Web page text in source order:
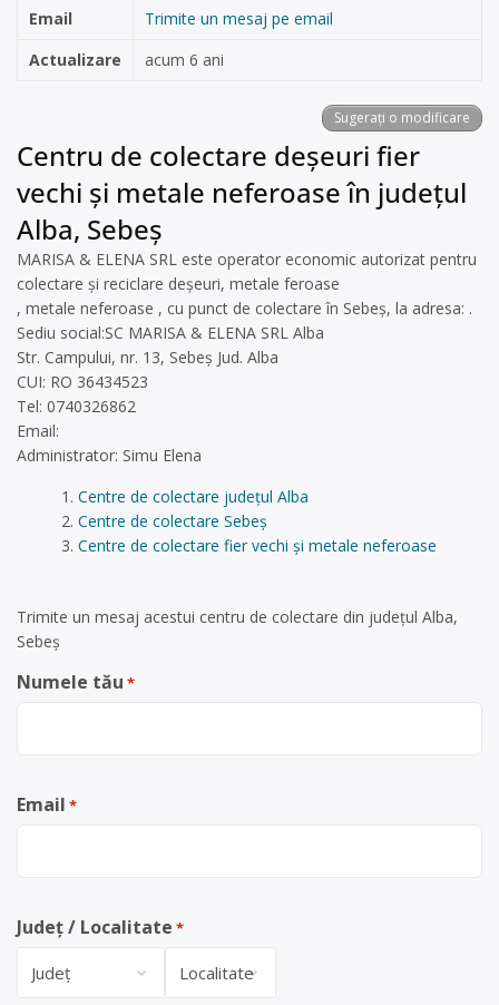
Email
Trimite un mesaj pe email
Actualizare
acum 6 ani
Sugerați o modificare
Centru de colectare deșeuri fier
vechi și metale neferoase în județul
Alba, Sebeș
MARISA & ELENA SRL este operator economic autorizat pentru
colectare și reciclare deșeuri, metale feroase
, metale neferoase , cu punct de colectare în Sebeș, la adresa: .
Sediu social:SC MARISA & ELENA SRL Alba
Str. Campului, nr. 13, Sebeș Jud. Alba
CUI: RO 36434523
Tel: 0740326862
Email:
Administrator: Simu Elena
Centre de colectare județul Alba
Centre de colectare Sebeș
Centre de colectare fier vechi și metale neferoase
Trimite un mesaj acestui centru de colectare din județul Alba,
Sebeș
Numele tău *
Email *
Județ / Localitate *